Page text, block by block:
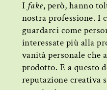
I fake, però, hanno
nostra professione. I
guardarci come
interessate più alla
vanità personale che
prodotto. E a questo
reputazione creativa